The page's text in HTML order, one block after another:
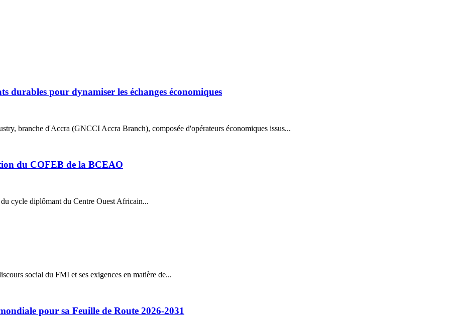
durables pour dynamiser les échanges économiques
branche d'Accra (GNCCI Accra Branch), composée d'opérateurs économiques issus...
du COFEB de la BCEAO
cycle diplômant du Centre Ouest Africain...
social du FMI et ses exigences en matière de...
pour sa Feuille de Route 2026-2031